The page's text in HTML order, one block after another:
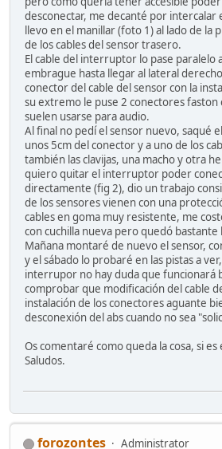
desconectar, me decanté por
llevo en el manillar (foto 1) al lado de la
de los cables del sensor trasero.
El cable del interruptor lo pase paralelo
embrague hasta llegar al lateral
conector del cable del sensor con la
su extremo le puse 2 conectores faston
suelen usarse para audio.
Al final no pedí el sensor nuevo, saqué
unos 5cm del conector y a uno de los
también las clavijas, una macho y otra
quiero quitar el interruptor poder
directamente (fig 2), dio un trabajo
de los sensores vienen con una
cables en goma muy resistente, me
con cuchilla nueva pero quedó bastante
Mañana montaré de nuevo el sensor,
y el sábado lo probaré en las pistas a
interrupor no hay duda que funcionará
comprobar que modificación del cable
instalación de los conectores aguante
desconexión del abs cuando no sea
Os comentaré como queda la cosa, si
Saludos.
forozontes
Administrator